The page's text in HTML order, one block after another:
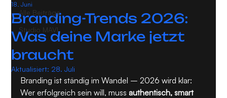
Alle Beiträge
Studio MAVI
Branding-Trends 2026:
Was deine Marke jetzt
braucht
18. Juni
Aktualisiert: 28. Juli
Branding ist ständig im Wandel – 2026 wird klar:
Wer erfolgreich sein will, muss authentisch, smart